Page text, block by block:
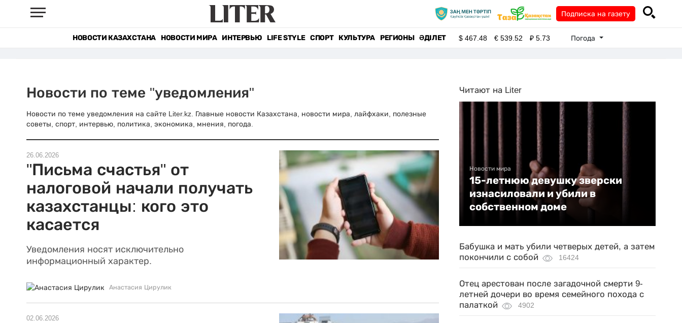
Подписка на газету
НОВОСТИ КАЗАХСТАНА НОВОСТИ МИРА ИНТЕРВЬЮ LIFE STYLE СПОРТ КУЛЬТУРА РЕГИОНЫ ӘДІЛЕТ $467.48 €539.52 ₽5.73 Погода
Новости по теме "уведомления"
Новости по теме уведомления на сайте Liter.kz. Главные новости Казахстана, новости мира, лайфхаки, полезные
советы, спорт, интервью, политика, экономика, мнения, погода.
26.06.2026
"Письма счастья" от
налоговой начали получать
казахстанцы: кого это
касается
Уведомления носят исключительно
информационный характер.
Анастасия Цирулик
02.06.2026
Читают на Liter
Новости мира
15-летнюю девушку зверски
изнасиловали и убили в
собственном доме
Бабушка и мать убили четверых детей, а затем
покончили с собой
16424
Отец арестован после загадочной смерти 9-
летней дочери во время семейного похода с
палаткой
4902